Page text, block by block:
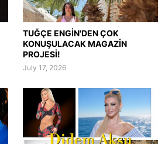
TUĞÇE ENGİN'DEN ÇOK
KONUŞULACAK MAGAZİN
PROJESİ!
July 17, 2026